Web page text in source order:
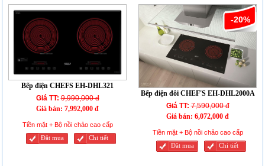
Bếp điện CHEFS EH-DHL321
Giá TT: 9,990,000 đ
Giá bán: 7,992,000 đ
Tiền mặt + Bộ nồi chảo cao cấp
Đăt mua Chi tiết
-20%
Bếp điện đôi CHEF'S EH-DHL2000A
Giá TT: 7,590,000 đ
Giá bán: 6,072,000 đ
Tiền mặt + Bộ nồi chảo cao cấp
Đăt mua Chi tiết